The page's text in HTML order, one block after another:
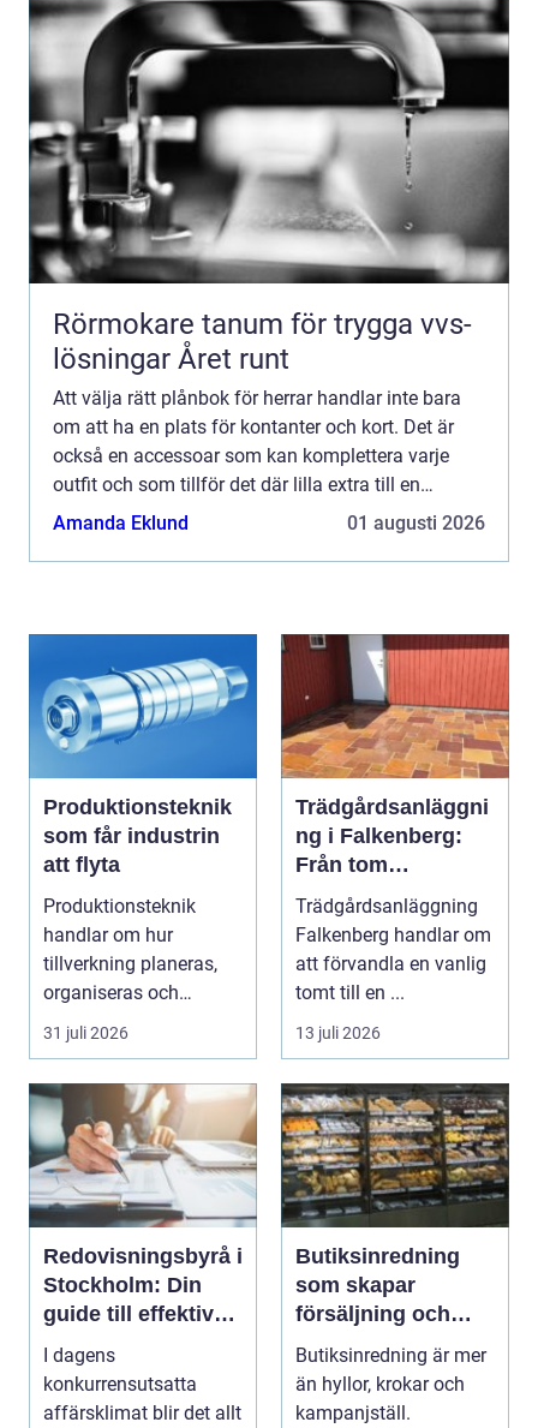
Rörmokare tanum för trygga vvs-
lösningar Året runt
Att välja rätt plånbok för herrar handlar inte bara
om att ha en plats för kontanter och kort. Det är
också en accessoar som kan komplettera varje
outfit och som tillför det där lilla extra till en
perso...
Amanda Eklund 01 augusti 2026
Produktionsteknik
som får industrin
att flyta
Produktionsteknik
handlar om hur
tillverkning planeras,
organiseras och
genomförs i praktiken.
Fokus...
31 juli 2026
Trädgårdsanläggni
ng i Falkenberg:
Från tom
gräsmatta till
genomtänkt helhet
Trädgårdsanläggning
Falkenberg handlar om
att förvandla en vanlig
tomt till en ...
13 juli 2026
Redovisningsbyrå i
Stockholm: Din
guide till effektiv
redovisning i
Stockholm
I dagens
konkurrensutsatta
affärsklimat blir det allt
Butiksinredning
som skapar
försäljning och
trivsel
Butiksinredning är mer
än hyllor, krokar och
kampanjställ.